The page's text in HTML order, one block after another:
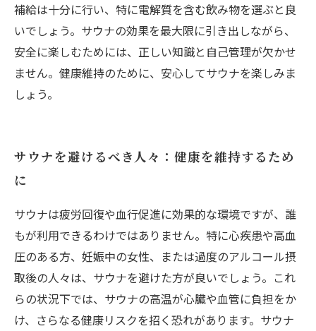
補給は十分に行い、特に電解質を含む飲み物を選ぶと良
いでしょう。サウナの効果を最大限に引き出しながら、
安全に楽しむためには、正しい知識と自己管理が欠かせ
ません。健康維持のために、安心してサウナを楽しみま
しょう。
サウナを避けるべき人々：健康を維持するため
に
サウナは疲労回復や血行促進に効果的な環境ですが、誰
もが利用できるわけではありません。特に心疾患や高血
圧のある方、妊娠中の女性、または過度のアルコール摂
取後の人々は、サウナを避けた方が良いでしょう。これ
らの状況下では、サウナの高温が心臓や血管に負担をか
け、さらなる健康リスクを招く恐れがあります。サウナ